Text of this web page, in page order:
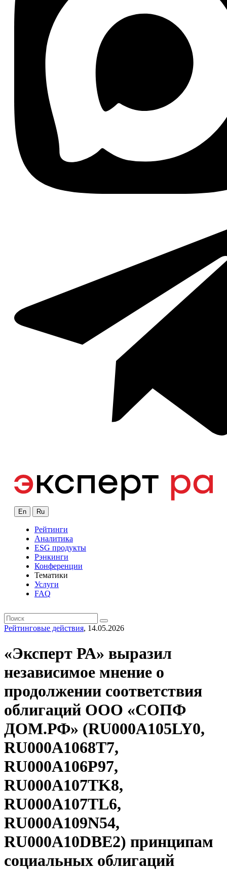
En Ru
Рейтинги
Аналитика
ESG продукты
Рэнкинги
Конференции
Тематики
Услуги
FAQ
Рейтинговые действия, 14.05.2026
«Эксперт РА» выразил
независимое мнение о
продолжении соответствия
облигаций ООО «СОПФ
ДОМ.РФ» (RU000A105LY0,
RU000A1068T7,
RU000A106P97,
RU000A107TK8,
RU000A107TL6,
RU000A109N54,
RU000A10DBE2) принципам
социальных облигаций